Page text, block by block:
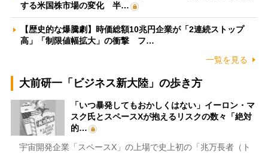
する米国株市場の変化 半…
【歴史的な爆騰劇】時価総額10兆円企業が「2連続ストップ
高」「制限値幅拡大」の衝撃 フ…
一覧を見る
大前研一「ビジネス新大陸」の歩き方
「いつ暴発してもおかしくはない」イーロン・マ
スク氏とスペースXが抱えるリスクの数々「絶対
的…
宇宙開発企業「スペースX」の上場で史上初の「兆万長者（ト